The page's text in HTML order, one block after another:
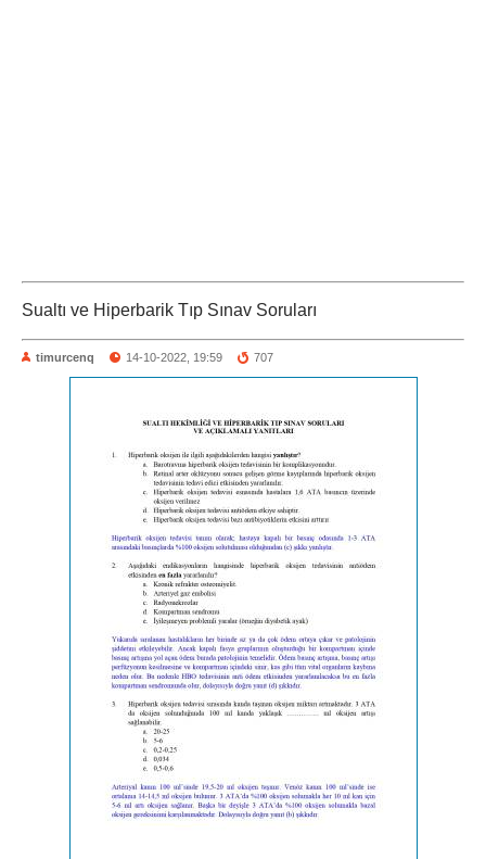
Sualtı ve Hiperbarik Tıp Sınav Soruları
timurcenq 14-10-2022, 19:59 707